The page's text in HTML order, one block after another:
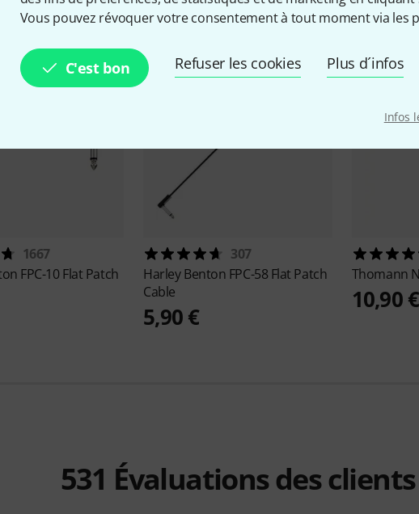
Vous pouvez révoquer votre consentement à tout moment via les
C'est bon Refuser les cookies Plus d´infos
Infos
1667
FPC-10 Flat Patch
307
Harley Benton FPC-58 Flat Patch
Cable
5,90 €
Thomann
10,90 €
531 Évaluations des clients